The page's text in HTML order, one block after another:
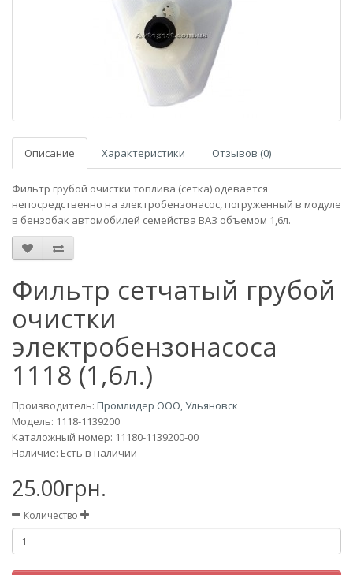
Описание Характеристики Отзывов (0)
Фильтр грубой очистки топлива (сетка) одевается
непосредственно на электробензонасос, погруженный в модуле
в бензобак автомобилей семейства ВАЗ объемом 1,6л.
Фильтр сетчатый грубой
очистки
электробензонасоса
1118 (1,6л.)
Производитель: Промлидер ООО, Ульяновск
Модель: 1118-1139200
Каталожный номер: 11180-1139200-00
Наличие: Есть в наличии
25.00грн.
Количество